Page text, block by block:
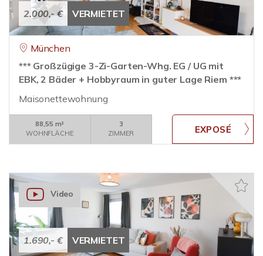
2.000,- € VERMIETET
München
*** Großzügige 3-Zi-Garten-Whg. EG / UG mit
EBK, 2 Bäder + Hobbyraum in guter Lage Riem ***
Maisonettewohnung
88,55 m²
WOHNFLÄCHE
3
ZIMMER
1.690,- € VERMIETET
Video